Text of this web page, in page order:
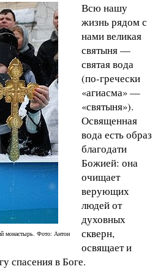
монастырь. Фото: Антон
Всю нашу
жизнь рядом с
нами великая
святыня —
святая вода
(по-гречески
«агиасма» —
«святыня»).
Освященная
вода есть образ
благодати
Божией: она
очищает
верующих
людей от
духовных
скверн,
освящает и
спасения в Боге.